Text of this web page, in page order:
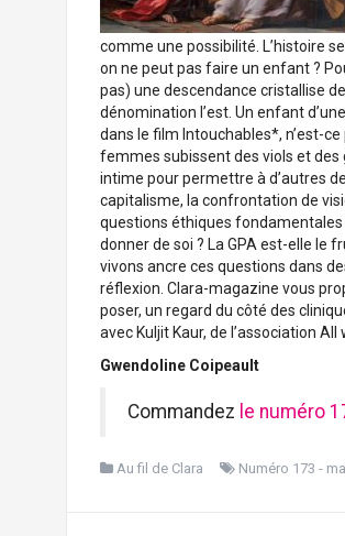
comme une possibilité. L’histoire
on ne peut pas faire un enfant ?
pas) une descendance cristallise
dénomination l’est. Un enfant
dans le film Intouchables*, n’est-
femmes subissent des viols et des
intime pour permettre à d’autres
capitalisme, la confrontation de
questions éthiques
donner de soi ? La GPA est-elle le
vivons ancre ces questions dans
réflexion. Clara-magazine vous
poser, un regard du côté des
avec Kuljit Kaur, de l’association
Gwendoline Coipeault
Commandez le numéro
Au fil de Clara Numéro 173 -